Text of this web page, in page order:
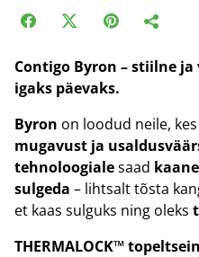
Contigo Byron – stiilne
igaks päevaks.
Byron on loodud neile,
mugavust ja
tehnoloogialesaad
sulgeda – lihtsalt tõsta
et kaas sulguks ning oleks
THERMALOCK™